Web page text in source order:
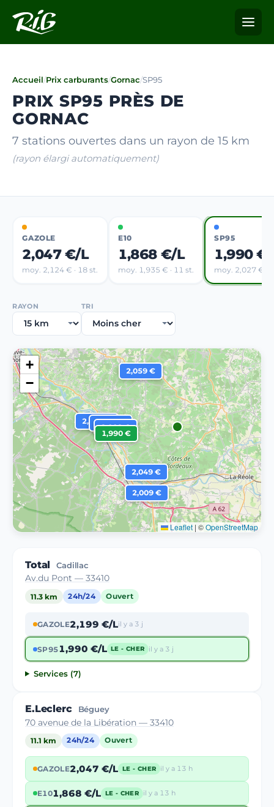
Accueil/Prix carburants/Gornac/SP95
PRIX SP95 PRÈS DE
GORNAC
7 stations ouvertes dans un rayon de 15 km
(rayon élargi automatiquement)
GAZOLE
2,047 €/L
moy. 2,124 € · 18 st.
E10
1,868 €/L
moy. 1,935 € · 11 st.
SP95
1,990
moy. 2,027 € ·
RAYON TRI
1,990 €
2,009 €
2,009 €
2,009 €
2,019 €
2,049 €
2,059 €
+
−
Leaflet | ©OpenStreetMap
Total Cadillac
Av.du Pont — 33410
11.3 km 24h/24 Ouvert
GAZOLE2,199 €/Lil y a 3 j
SP951,990 €/L LE - CHER il y a 3 j
Services (7)
E.Leclerc Béguey
70 avenue de la Libération — 33410
11.1 km 24h/24 Ouvert
GAZOLE2,047 €/L LE - CHER il y a 13 h
E101,868 €/L LE - CHER il y a 13 h